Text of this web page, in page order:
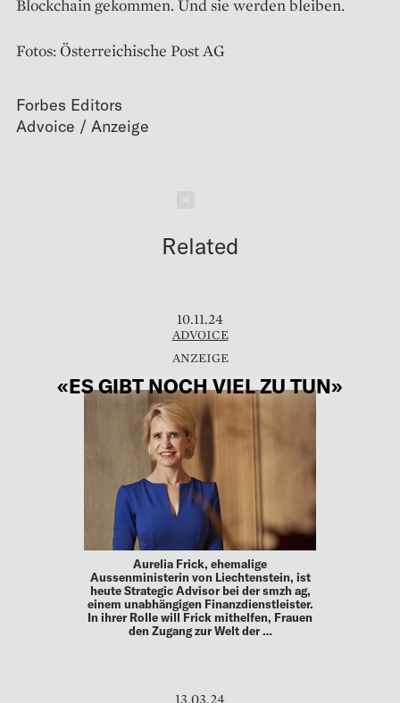
Blockchain gekommen. Und sie werden bleiben.
Fotos: Österreichische Post AG
Forbes Editors
Related
10.11.24
ADVOICE
«ES GIBT NOCH VIEL ZU TUN»
Aurelia Frick, ehemalige
Aussenministerin von Liechtenstein, ist
heute Strategic Advisor bei der smzh ag,
einem unabhängigen Finanzdienstleister.
In ihrer Rolle will Frick mithelfen, Frauen
den Zugang zur Welt der …
13.03.24